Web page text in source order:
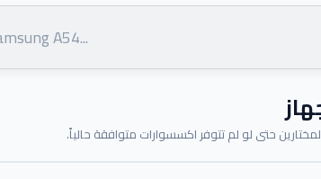
حتى لو لم تتوفر اكسسوارات متوافقة حالياً.